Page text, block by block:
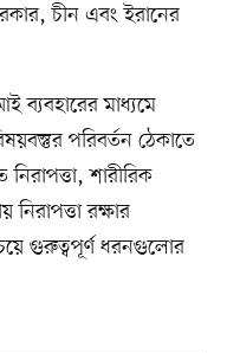
চীন এবং ইরানের
ব্যবহারের মাধ্যমে
পরিবর্তন ঠেকাতে
শারীরিক
নিরাপত্তা রক্ষার
গুরুত্বপূর্ণ ধরনগুলোর